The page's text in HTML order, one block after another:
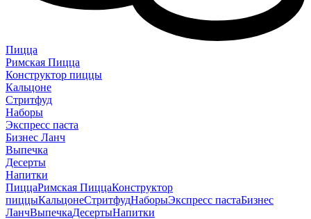
Пицца
Римская Пицца
Конструктор пиццы
Кальцоне
Стритфуд
Наборы
Экспресс паста
Бизнес Ланч
Выпечка
Десерты
Напитки
ПиццаРимская ПиццаКонструктор
пиццыКальцонеСтритфудНаборыЭкспресс пастаБизнес
ЛанчВыпечкаДесертыНапитки